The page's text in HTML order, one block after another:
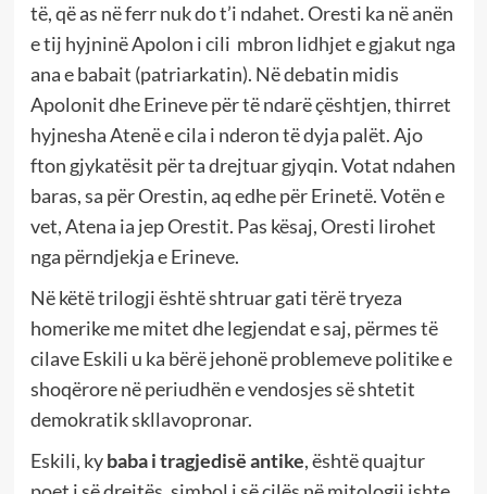
të, që as në ferr nuk do t’i ndahet. Oresti ka në anën
e tij hyjninë Apolon i cili mbron lidhjet e gjakut nga
ana e babait (patriarkatin). Në debatin midis
Apolonit dhe Erineve për të ndarë çështjen, thirret
hyjnesha Atenë e cila i nderon të dyja palët. Ajo
fton gjykatësit për ta drejtuar gjyqin. Votat ndahen
baras, sa për Orestin, aq edhe për Erinetë. Votën e
vet, Atena ia jep Orestit. Pas kësaj, Oresti lirohet
nga përndjekja e Erineve.
Në këtë trilogji është shtruar gati tërë tryeza
homerike me mitet dhe legjendat e saj, përmes të
cilave Eskili u ka bërë jehonë problemeve politike e
shoqërore në periudhën e vendosjes së shtetit
demokratik skllavopronar.
Eskili, ky baba i tragjedisë antike, është quajtur